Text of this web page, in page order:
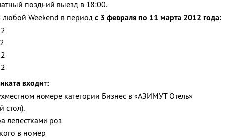
поздний выезд в 18:00.
любой Weekend в периодс 3 февраля по 11 марта 2012 года:
входит:
номере категории Бизнес в «АЗИМУТ Отель»
стол).
лепестками роз
в номер